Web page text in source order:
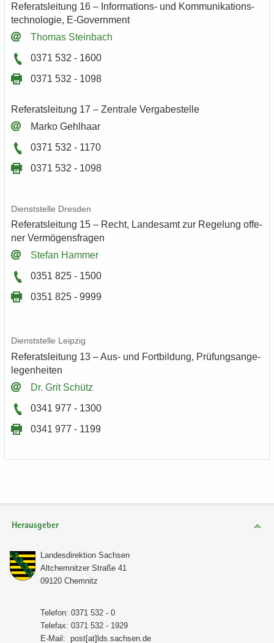
Re­fe­rats­lei­tung 16 – Informations-​ und Kom­mu­ni­ka­ti­ons­
tech­no­lo­gie, E-​Government
Tho­mas Stein­bach
0371 532 - 1600
0371 532 - 1098
Re­fe­rats­lei­tung 17 – Zen­tra­le Ver­ga­be­stel­le
Marko Gehl­haar
0371 532 - 1170
0371 532 - 1098
Dienst­stel­le Dres­den
Re­fe­rats­lei­tung 15 – Recht, Lan­des­amt zur Re­ge­lung of­fe­
ner Ver­mö­gens­fra­gen
Ste­fan Ham­mer
0351 825 - 1500
0351 825 - 9999
Dienst­stel­le Leip­zig
Re­fe­rats­lei­tung 13 – Aus- und Fort­bil­dung, Prü­fungs­an­ge­
le­gen­hei­ten
Dr. Grit Schütz
0341 977 - 1300
0341 977 - 1199
Herausgeber
Lan­des­di­rek­ti­on Sach­sen
Alt­chem­nit­zer Stra­ße 41
09120 Chem­nitz
Te­le­fon: 0371 532 - 0
Te­le­fax: 0371 532 - 1929
E-​Mail: post[at]lds.sach­sen.de